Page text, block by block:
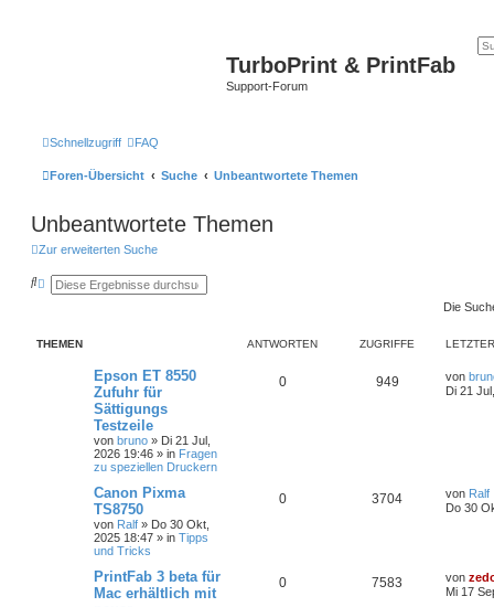
TurboPrint & PrintFab
Support-Forum
Schnellzugriff FAQ
Foren-Übersicht Suche Unbeantwortete Themen
Unbeantwortete Themen
Zur erweiterten Suche
S E
t
Die
THEMEN ANTWORTEN ZUGRIFFE
Epson ET 8550
Zufuhr für
Sättigungs
Testzeile
von bruno » Di 21 Jul,
2026 19:46 » in Fragen
zu speziellen Druckern
0 949 von
Di 21
Canon Pixma
TS8750
von Ralf » Do 30 Okt,
2025 18:47 » in Tipps
und Tricks
0 3704 von Ralf
Do 30
PrintFab 3 beta für
Mac erhältlich mit
0 7583 von
Mi 17